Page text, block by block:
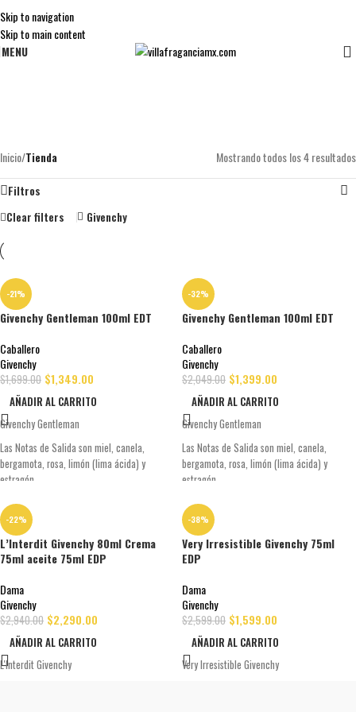
Skip to navigation
Skip to main content
MENU
Inicio/Tienda
Mostrando todos los 4 resultados
Filtros
Clear filters Givenchy
-21%
Givenchy Gentleman 100ml EDT
Caballero
Givenchy
$1,699.00 $1,349.00
AÑADIR AL CARRITO
Givenchy Gentleman
Las Notas de Salida son miel, canela,
bergamota, rosa, limón (lima ácida) y
estragón
lirio, jazmín y cedro; las Notas de Fondo son
cuero, ámbar, pachulí, almizcle, musgo de
roble, vainilla, vetiver y algalia (civet).
-32%
Givenchy Gentleman 100ml EDT
Caballero
Givenchy
$2,049.00 $1,399.00
AÑADIR AL CARRITO
Givenchy Gentleman
Las Notas de Salida son miel, canela,
bergamota, rosa, limón (lima ácida) y
estragón
lirio, jazmín y cedro; las Notas de Fondo son
cuero, ámbar, pachulí, almizcle, musgo de
roble, vainilla, vetiver y algalia (civet).
-22%
L’Interdit Givenchy 80ml Crema
75ml aceite 75ml EDP
Dama
Givenchy
$2,940.00 $2,290.00
AÑADIR AL CARRITO
L'Interdit Givenchy
-38%
Very Irresistible Givenchy 75ml
EDP
Dama
Givenchy
$2,599.00 $1,599.00
AÑADIR AL CARRITO
Very Irresistible Givenchy